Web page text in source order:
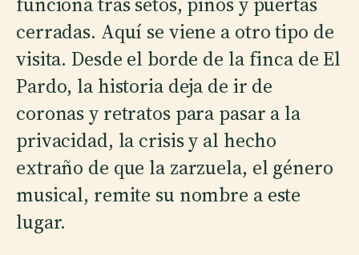
cerradas. Aquí se viene a otro tipo de
visita. Desde el borde de la finca de El
Pardo, la historia deja de ir de
coronas y retratos para pasar a la
privacidad, la crisis y al hecho
extraño de que la zarzuela, el género
musical, remite su nombre a este
lugar.